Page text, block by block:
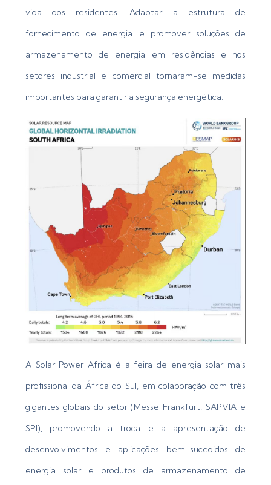
vida dos residentes. Adaptar a estrutura de
fornecimento de energia e promover soluções de
armazenamento de energia em residências e nos
setores industrial e comercial tornaram-se medidas
importantes para garantir a segurança energética.
A Solar Power Africa é a feira de energia solar mais
profissional da África do Sul, em colaboração com três
gigantes globais do setor (Messe Frankfurt, SAPVIA e
SPI), promovendo a troca e a apresentação de
desenvolvimentos e aplicações bem-sucedidos de
energia solar e produtos de armazenamento de